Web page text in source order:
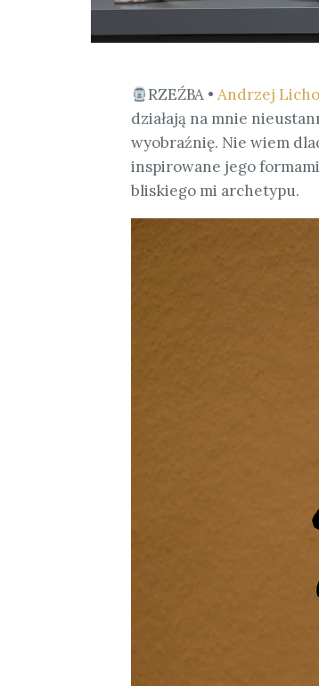
RZEŹBA •Andrzej
działają na mnie
wyobraźnię. Nie wiem
inspirowane jego
bliskiego mi archetypu.